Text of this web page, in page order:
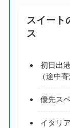
スイート
ス
初日出
（途中
優先ス
イタリ